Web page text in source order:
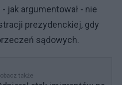
jak argumentował - nie
prezydenckiej, gdy
sądowych.
także